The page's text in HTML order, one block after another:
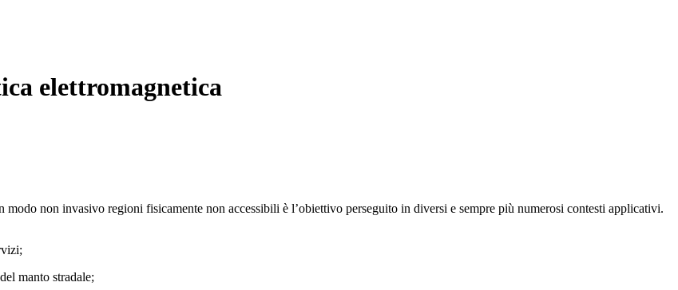
elettromagnetica
modo non invasivo regioni fisicamente non accessibili è l’obiettivo perseguito in diversi e sempre più numerosi contesti applicativi.
manto stradale;